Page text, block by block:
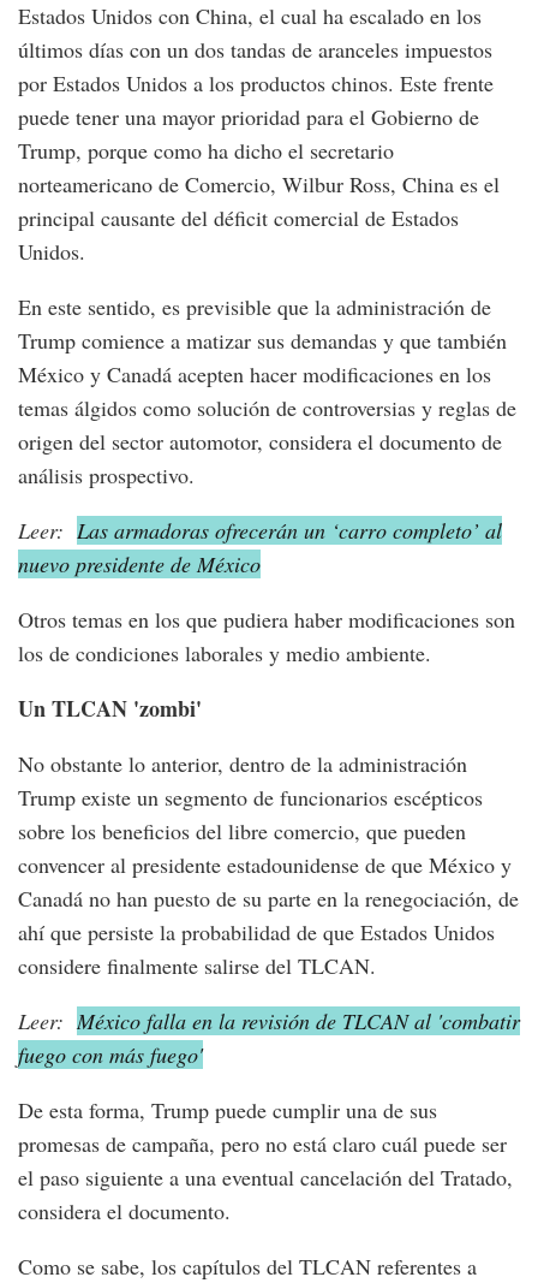
Estados Unidos con China, el cual ha escalado en los
últimos días con un dos tandas de aranceles impuestos
por Estados Unidos a los productos chinos. Este frente
puede tener una mayor prioridad para el Gobierno de
Trump, porque como ha dicho el secretario
norteamericano de Comercio, Wilbur Ross, China es el
principal causante del déficit comercial de Estados
Unidos.
En este sentido, es previsible que la administración de
Trump comience a matizar sus demandas y que también
México y Canadá acepten hacer modificaciones en los
temas álgidos como solución de controversias y reglas de
origen del sector automotor, considera el documento de
análisis prospectivo.
Leer: Las armadoras ofrecerán un ‘carro completo’ al
nuevo presidente de México
Otros temas en los que pudiera haber modificaciones son
los de condiciones laborales y medio ambiente.
Un TLCAN 'zombi'
No obstante lo anterior, dentro de la administración
Trump existe un segmento de funcionarios escépticos
sobre los beneficios del libre comercio, que pueden
convencer al presidente estadounidense de que México y
Canadá no han puesto de su parte en la renegociación, de
ahí que persiste la probabilidad de que Estados Unidos
considere finalmente salirse del TLCAN.
Leer: México falla en la revisión de TLCAN al 'combatir
fuego con más fuego'
De esta forma, Trump puede cumplir una de sus
promesas de campaña, pero no está claro cuál puede ser
el paso siguiente a una eventual cancelación del Tratado,
considera el documento.
Como se sabe, los capítulos del TLCAN referentes a